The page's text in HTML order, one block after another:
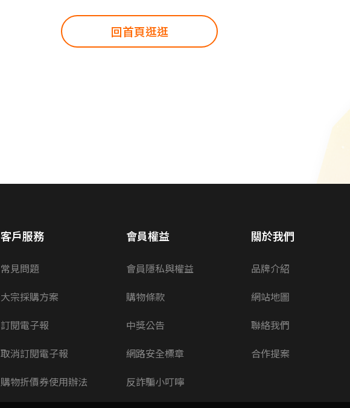
回首頁逛逛
客戶服務
常見問題
大宗採購方案
訂閱電子報
取消訂閱電子報
購物折價券使用辦法
會員權益
會員隱私與權益
購物條款
中獎公告
網路安全標章
反詐騙小叮嚀
關於我們
品牌介紹
網站地圖
聯絡我們
合作提案